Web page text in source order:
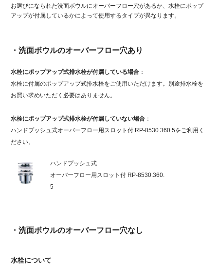
お選びになられた洗面ボウルにオーバーフロー穴があるか、水栓にポップ
アップが付属しているかによって使用するタイプが異なります。
・洗面ボウルのオーバーフロー穴あり
水栓にポップアップ式排水栓が付属している場合 ：
水栓に付属のポップアップ式排水栓をご使用いただけます。別途排水栓を
お買い求めいただく必要はありません。
水栓にポップアップ式排水栓が付属していない場合 ：
ハンドプッシュ式オーバーフロー用スロット付 RP-8530.360.5をご利用く
ださい。
ハンドプッシュ式
オーバーフロー用スロット付 RP-8530.360.
5
・洗面ボウルのオーバーフロー穴なし
水栓について